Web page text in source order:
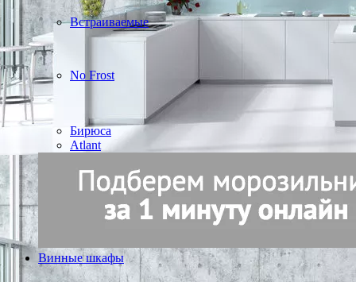
Встраиваемые
No Frost
Бирюса
Atlant
Винные шкафы